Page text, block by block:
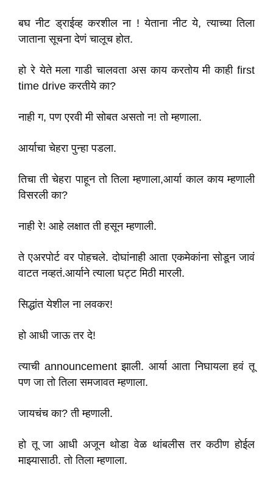
बघ नीट ड्राईव्ह करशील ना ! येताना नीट ये, त्याच्या तिला
जाताना सूचना देणं चालूच होत.
हो रे येते मला गाडी चालवता अस काय करतोय मी काही first
time drive करतीये का?
नाही ग, पण एरवी मी सोबत असतो न! तो म्हणाला.
आर्याचा चेहरा पुन्हा पडला.
तिचा ती चेहरा पाहून तो तिला म्हणाला,आर्या काल काय म्हणाली
विसरली का?
नाही रे! आहे लक्षात ती हसून म्हणाली.
ते एअरपोर्ट वर पोहचले. दोघांनाही आता एकमेकांना सोडून जावं
वाटत नव्हतं.आर्याने त्याला घट्ट मिठी मारली.
सिद्धांत येशील ना लवकर!
हो आधी जाऊ तर दे!
त्याची announcement झाली. आर्या आता निघायला हवं तू
पण जा तो तिला समजावत म्हणाला.
जायचंच का? ती म्हणाली.
हो तू जा आधी अजून थोडा वेळ थांबलीस तर कठीण होईल
माझ्यासाठी. तो तिला म्हणाला.